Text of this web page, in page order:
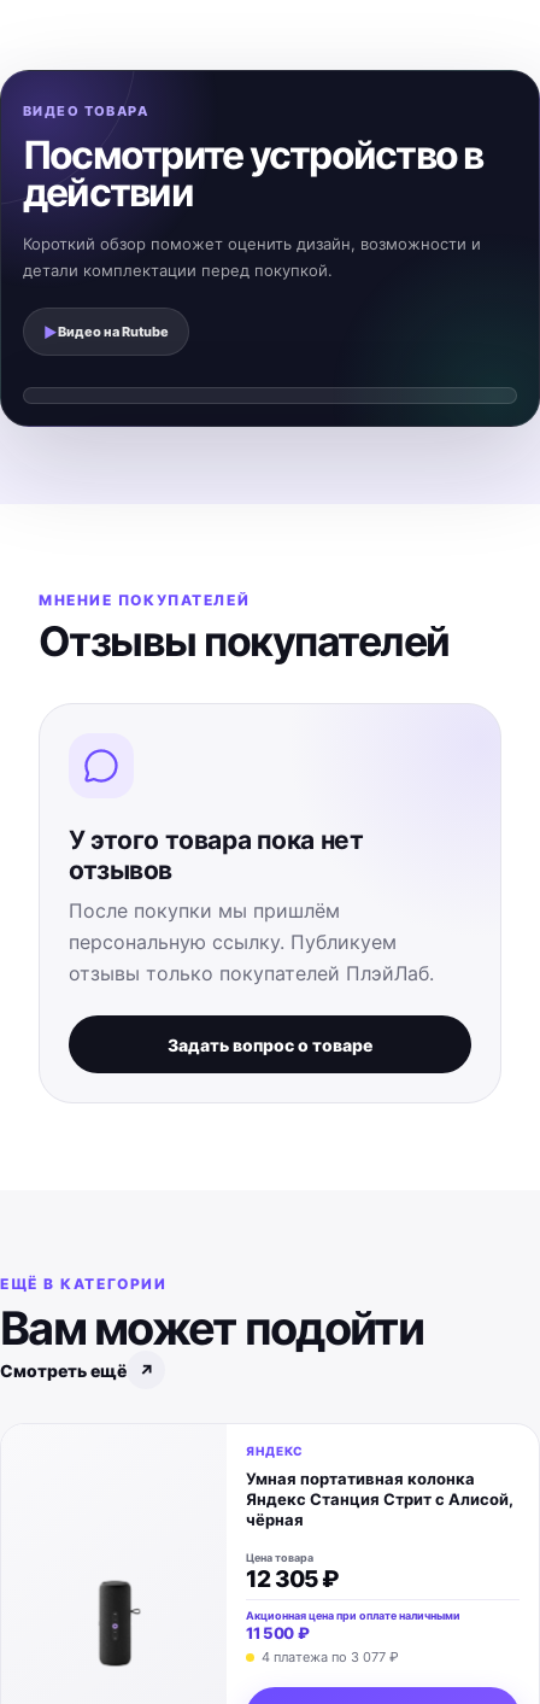
ВИДЕО ТОВАРА
Посмотрите устройство в
действии
Короткий обзор поможет оценить дизайн, возможности и
детали комплектации перед покупкой.
▶Видео наRutube
Смотреть видеообзор
МНЕНИЕ ПОКУПАТЕЛЕЙ
Отзывы покупателей
У этого товара пока нет
отзывов
После покупки мы пришлём
персональную ссылку. Публикуем
отзывы только покупателей ПлэйЛаб.
Задать вопрос о товаре
ЕЩЁ В КАТЕГОРИИ
Вам может подойти
Смотреть ещё ↗
ЯНДЕКС
Умная портативная колонка
Яндекс Станция Стрит с Алисой,
чёрная
Цена товара
12 305 ₽
Акционная цена при оплате наличными
11 500 ₽
4 платежа по 3 077 ₽